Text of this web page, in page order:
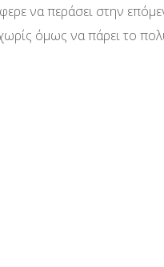
να περάσει στην
όμως να πάρει το